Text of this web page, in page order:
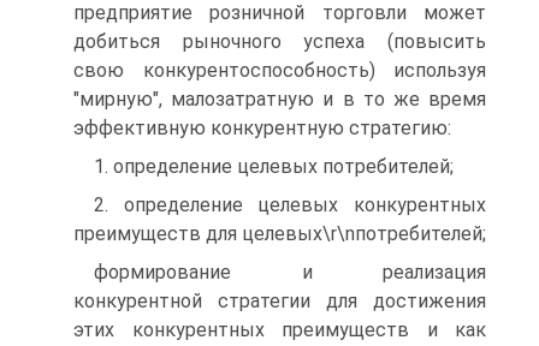
предприятие розничной торговли может
добиться рыночного успеха (повысить
свою конкурентоспособность) используя
"мирную", малозатратную и в то же время
эффективную конкурентную стратегию:
1. определение целевых потребителей;
2. определение целевых конкурентных
преимуществ для целевых\r\nпотребителей;
формирование и реализация
конкурентной стратегии для достижения
этих конкурентных преимуществ и как